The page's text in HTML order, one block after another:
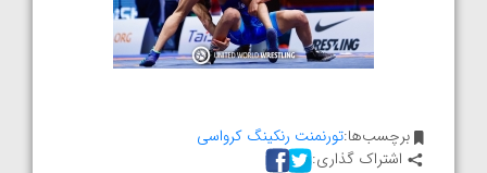
برچسب‌ها:تورنمنت رنکینگ کرواسی
اشتراک گذاری: